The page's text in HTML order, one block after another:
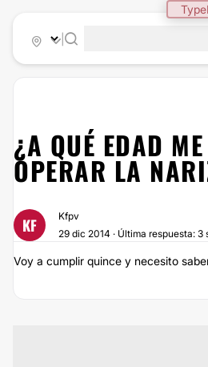
¿A QUÉ EDAD
OPERAR LA
KF
Kfpv
29 dic 2014 · Última respuesta: 3
Voy a cumplir quince y necesito